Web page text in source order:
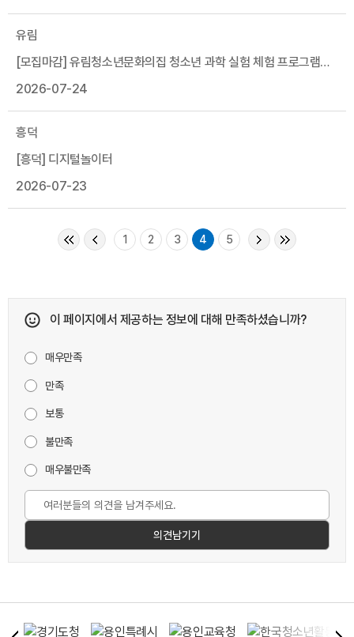
유림
[모집마감] 유림청소년문화의집 청소년 과학 실험 체험 프로그램
과학원정대 'Y' 2기 참가자 모집안내
2026-07-24
흥덕
[흥덕] 디지털놀이터
2026-07-23
1 2 3 4 5
이 페이지에서 제공하는 정보에 대해 만족하셨습니까?
매우만족
만족
보통
불만족
매우불만족